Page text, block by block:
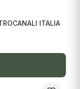
ITALIA